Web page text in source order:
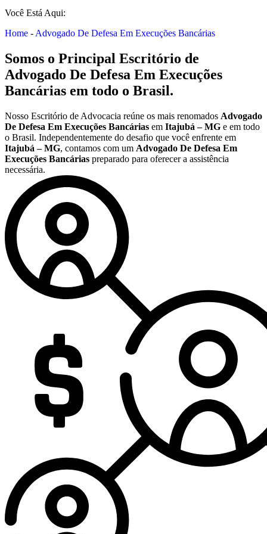
Você Está Aqui:
Home - Advogado De Defesa Em Execuções Bancárias
Somos o Principal Escritório de
Advogado De Defesa Em Execuções
Bancárias em todo o Brasil.
Nosso Escritório de Advocacia reúne os mais renomados Advogado
De Defesa Em Execuções Bancárias em Itajubá – MG e em todo
o Brasil. Independentemente do desafio que você enfrente em
Itajubá – MG, contamos com um Advogado De Defesa Em
Execuções Bancárias preparado para oferecer a assistência
necessária.